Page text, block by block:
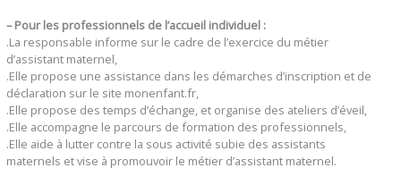
– Pour les professionnels de l’accueil individuel :
.La responsable informe sur le cadre de l’exercice du métier
d’assistant maternel,
.Elle propose une assistance dans les démarches d’inscription et de
déclaration sur le site monenfant.fr,
.Elle propose des temps d’échange, et organise des ateliers d’éveil,
.Elle accompagne le parcours de formation des professionnels,
.Elle aide à lutter contre la sous activité subie des assistants
maternels et vise à promouvoir le métier d’assistant maternel.